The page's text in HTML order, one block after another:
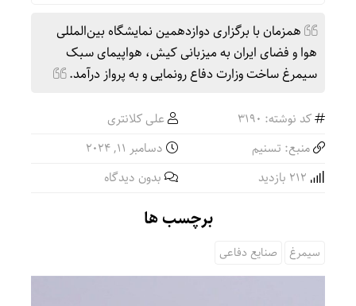
همزمان با برگزاری دوازدهمین نمایشگاه بین‌المللی
هوا و فضای ایران به میزبانی کیش، هواپیمای سبک
سیمرغ ساخت وزارت دفاع رونمایی و به پرواز درآمد.
کد نوشته: 3190
علی کلانتری
منبع: تسنیم
دسامبر 11, 2024
بدون دیدگاه
برچسب ها
سیمرغ صنایع دفاعی